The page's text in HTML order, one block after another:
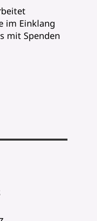
im Einklang
mit Spenden